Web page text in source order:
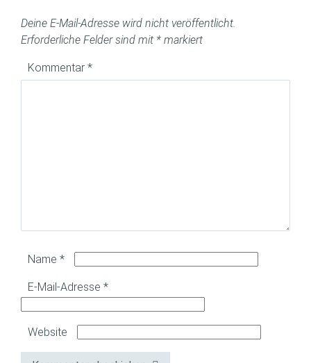
Deine E-Mail-Adresse wird nicht veröffentlicht.
Erforderliche Felder sind mit * markiert
Kommentar *
Name *
E-Mail-Adresse *
Website